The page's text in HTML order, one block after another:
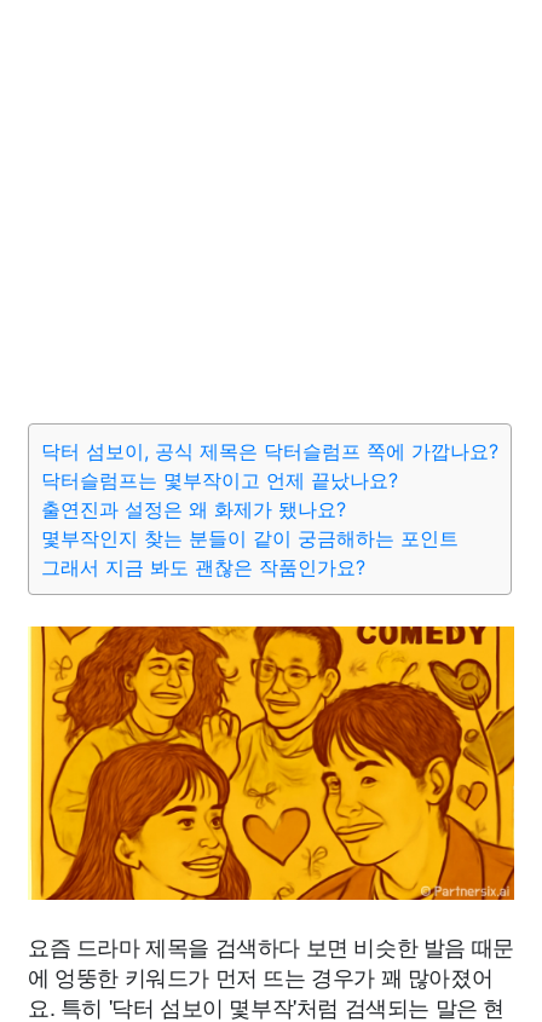
닥터 섬보이, 공식 제목은 닥터슬럼프 쪽에 가깝나요?
닥터슬럼프는 몇부작이고 언제 끝났나요?
출연진과 설정은 왜 화제가 됐나요?
몇부작인지 찾는 분들이 같이 궁금해하는 포인트
그래서 지금 봐도 괜찮은 작품인가요?
요즘 드라마 제목을 검색하다 보면 비슷한 발음 때문
에 엉뚱한 키워드가 먼저 뜨는 경우가 꽤 많아졌어
요. 특히 '닥터 섬보이 몇부작'처럼 검색되는 말은 현